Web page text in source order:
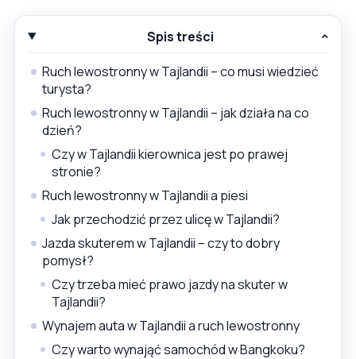
Spis treści
Ruch lewostronny w Tajlandii – co musi wiedzieć
turysta?
Ruch lewostronny w Tajlandii – jak działa na co
dzień?
Czy w Tajlandii kierownica jest po prawej
stronie?
Ruch lewostronny w Tajlandii a piesi
Jak przechodzić przez ulicę w Tajlandii?
Jazda skuterem w Tajlandii – czy to dobry
pomysł?
Czy trzeba mieć prawo jazdy na skuter w
Tajlandii?
Wynajem auta w Tajlandii a ruch lewostronny
Czy warto wynająć samochód w Bangkoku?